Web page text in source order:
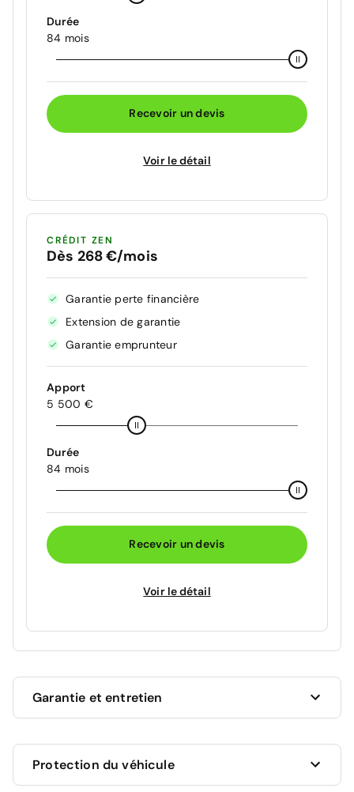
Durée
84 mois
Recevoir un devis
Voir le détail
CRÉDIT ZEN
Dès 268 €/mois
Garantie perte financière
Extension de garantie
Garantie emprunteur
Apport
5 500 €
Durée
84 mois
Recevoir un devis
Voir le détail
Garantie et entretien
mois à compter de la date de livraison.
Protection du véhicule